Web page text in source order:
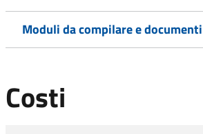
Moduli da compilare e
Costi